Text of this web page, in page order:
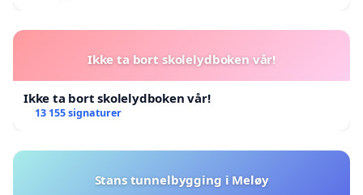
Ikke ta bort skolelydboken vår!
Ikke ta bort skolelydboken vår!
13 155 signaturer
Stans tunnelbygging i Meløy